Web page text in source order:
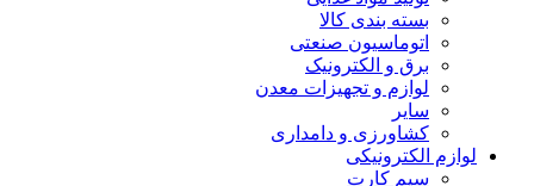
بسته بندی کالا
اتوماسیون صنعتی
برق و الکترونیک
لوازم و تجهیزات معدن
سایر
کشاورزی و دامداری
لوازم الکترونیکی
سیم کارت